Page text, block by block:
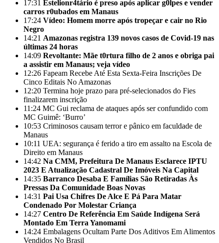
17:31 Estelionr4tário é preso após aplicar g0lpes e vender
carros r0ubados em Manaus
17:24 Vídeo: Homem morre após tropeçar e cair no Rio
Negro
14:21 Amazonas registra 139 novos casos de Covid-19 nas
últimas 24 horas
14:09 Revoltante: Mãe t0rtura filho de 2 anos e obriga pai
a assistir em Manaus; veja vídeo
12:26 Fapeam Recebe Até Esta Sexta-Feira Inscrições De
Cinco Editais No Amazonas
12:20 Termina hoje prazo para pré-selecionados do Fies
finalizarem inscrição
11:24 MC Gui reclama de ataques após ser confundido com
MC Guimê: ‘Burro’
10:53 Criminosos causam terror e pânico em faculdade de
Manaus
10:11 UEA: segurança é ferido a tiro em assalto na Escola de
Direito em Manaus
14:42 Na CMM, Prefeitura De Manaus Esclarece IPTU
2023 E Atualização Cadastral De Imóveis Na Capital
14:35 Barranco Desaba E Famílias São Retiradas Às
Pressas Da Comunidade Boas Novas
14:31 Pai Usa Chifres De Alce E Pá Para Matar
Condenado Por Molestar Criança
14:27 Centro De Referência Em Saúde Indígena Será
Montado Em Terra Yanomami
14:24 Embalagens Ocultam Parte Dos Aditivos Em Alimentos
Vendidos No Brasil